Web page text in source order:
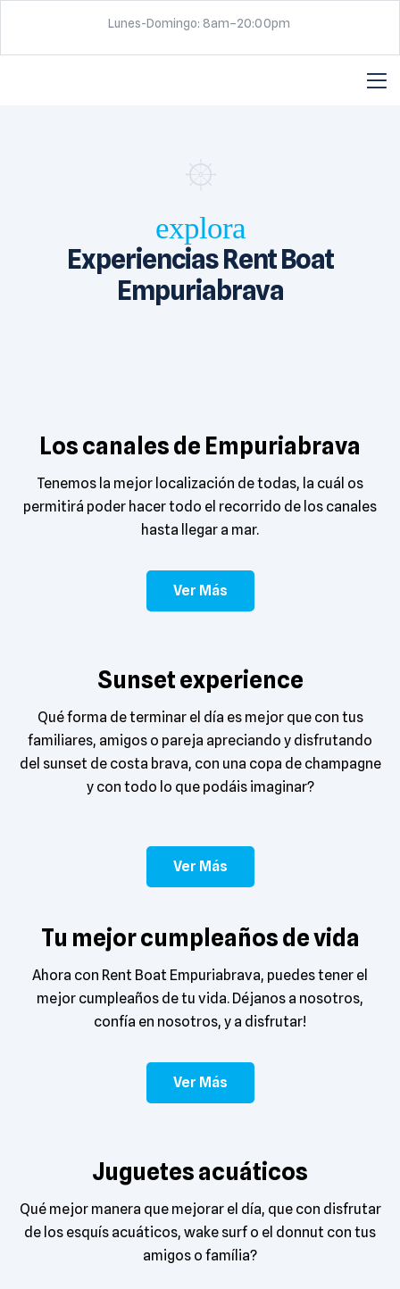
Lunes-Domingo: 8am–20:00pm
explora
Experiencias Rent Boat
Empuriabrava
Los canales de Empuriabrava
Tenemos la mejor localización de todas, la cuál os
permitirá poder hacer todo el recorrido de los canales
hasta llegar a mar.
Ver Más
Sunset experience
Qué forma de terminar el día es mejor que con tus
familiares, amigos o pareja apreciando y disfrutando
del sunset de costa brava, con una copa de champagne
y con todo lo que podáis imaginar?
Ver Más
Tu mejor cumpleaños de vida
Ahora con Rent Boat Empuriabrava, puedes tener el
mejor cumpleaños de tu vida. Déjanos a nosotros,
confía en nosotros, y a disfrutar!
Ver Más
Juguetes acuáticos
Qué mejor manera que mejorar el día, que con disfrutar
de los esquís acuáticos, wake surf o el donnut con tus
amigos o família?